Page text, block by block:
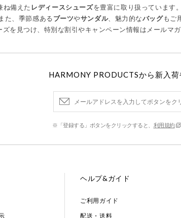
ね備えた レディースシューズを豊富に取り扱っています
た、季節感あるブーツやサンダル、魅力的なバッグもご
を見つけ、特別な割引やキャンペーン情報はメールマ
HARMONY PRODUCTSから新入
※「登録する」ボタンをクリックすると、 利用規約
ヘルプ&ガイド
ご利用ガイド
配送・送料